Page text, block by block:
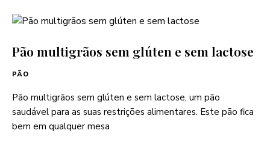
Pão multigrãos sem glúten e sem lactose
PÃO
Pão multigrãos sem glúten e sem lactose, um pão
saudável para as suas restrições alimentares. Este pão fica
bem em qualquer mesa